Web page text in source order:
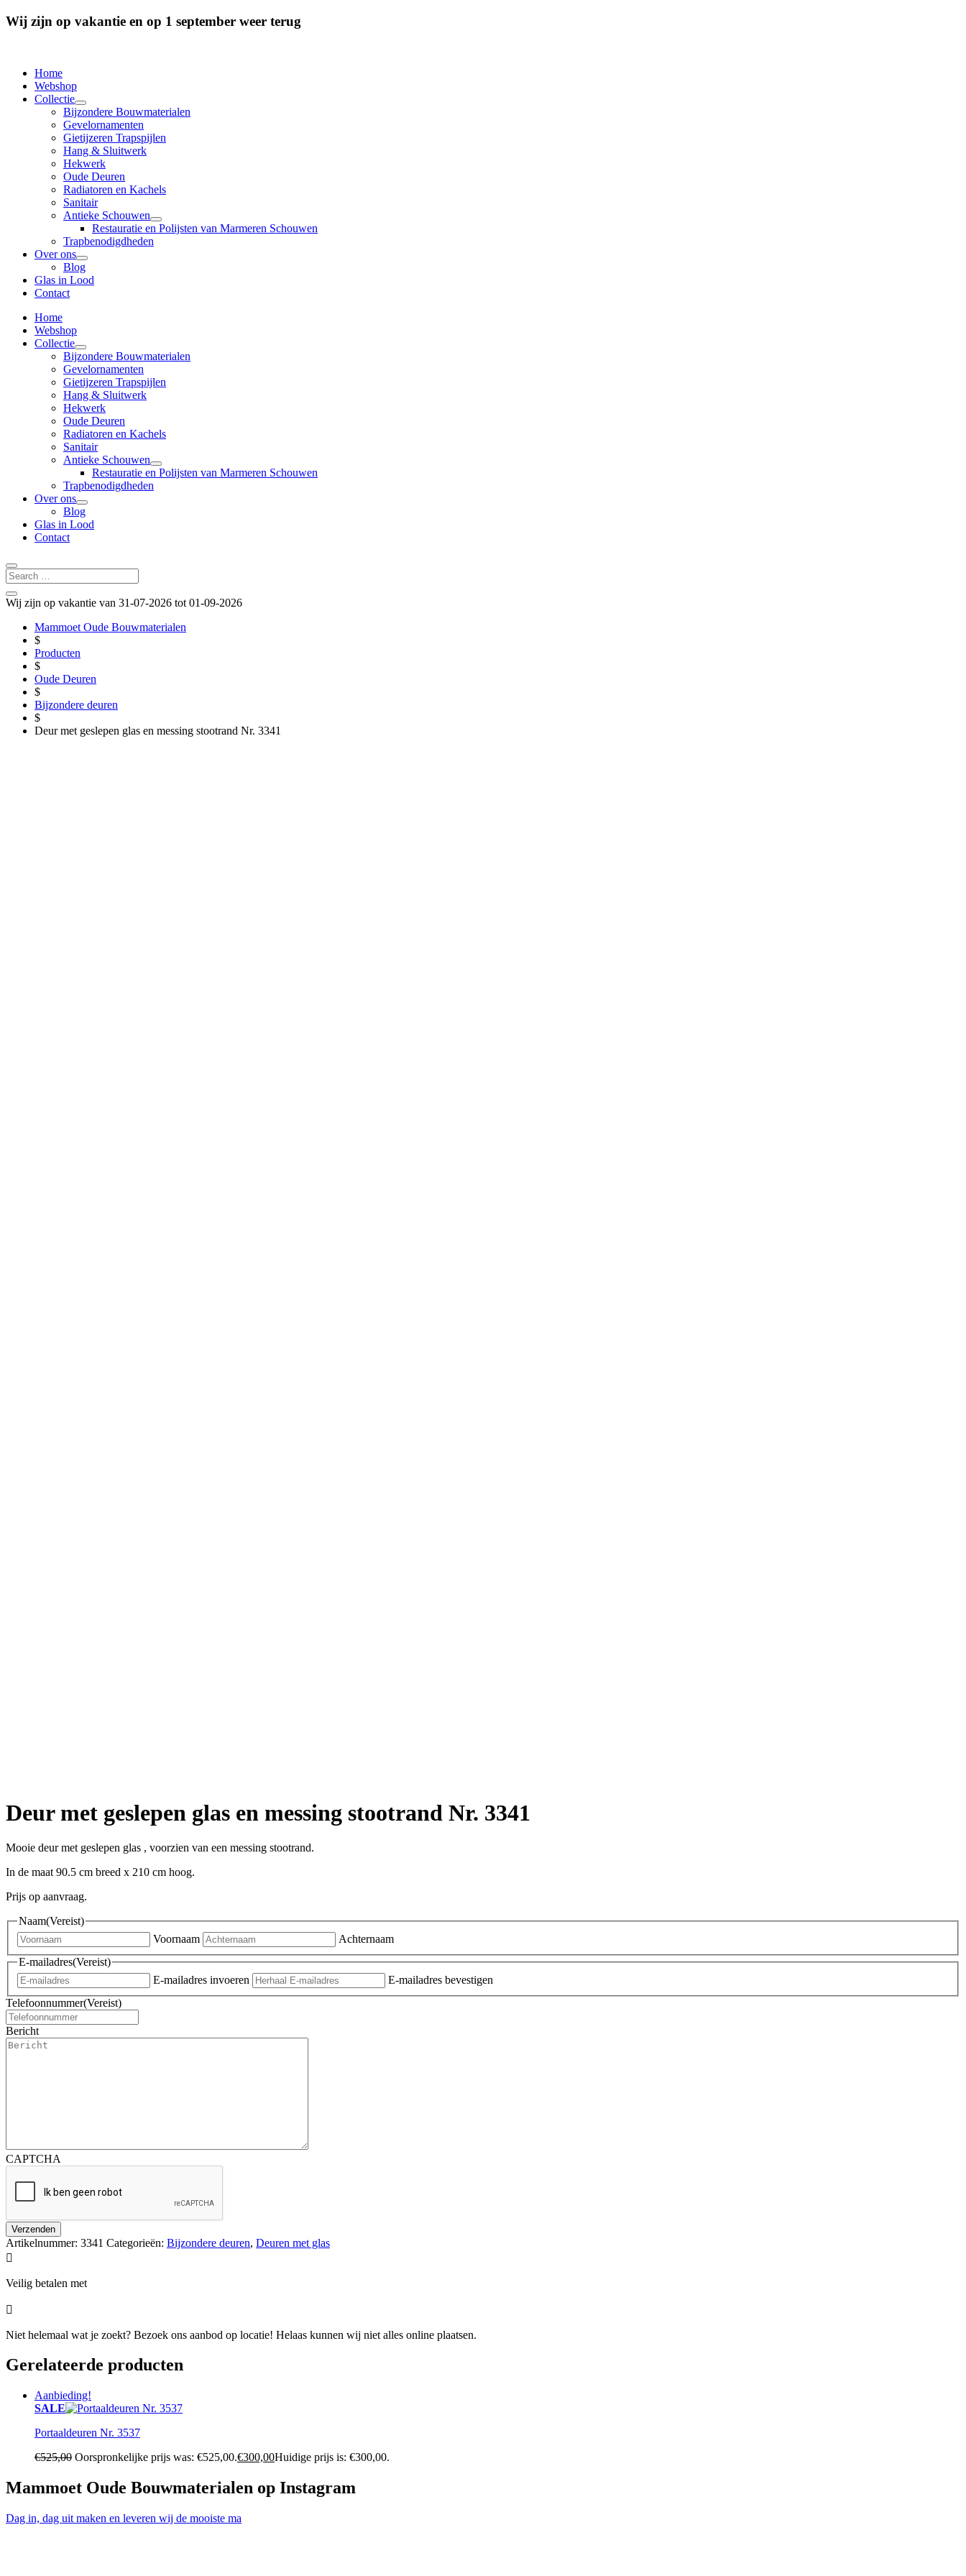
Wij zijn op vakantie en op 1 september weer terug
Home
Webshop
Collectie
Bijzondere Bouwmaterialen
Gevelornamenten
Gietijzeren Trapspijlen
Hang & Sluitwerk
Hekwerk
Oude Deuren
Radiatoren en Kachels
Sanitair
Antieke Schouwen
Restauratie en Polijsten van Marmeren Schouwen
Trapbenodigdheden
Over ons
Blog
Glas in Lood
Contact
Home
Webshop
Collectie
Bijzondere Bouwmaterialen
Gevelornamenten
Gietijzeren Trapspijlen
Hang & Sluitwerk
Hekwerk
Oude Deuren
Radiatoren en Kachels
Sanitair
Antieke Schouwen
Restauratie en Polijsten van Marmeren Schouwen
Trapbenodigdheden
Over ons
Blog
Glas in Lood
Contact
Wij zijn op vakantie van 31-07-2026 tot 01-09-2026
Mammoet Oude Bouwmaterialen
$
Producten
$
Oude Deuren
$
Bijzondere deuren
$
Deur met geslepen glas en messing stootrand Nr. 3341
Deur met geslepen glas en messing stootrand Nr. 3341
Mooie deur met geslepen glas , voorzien van een messing stootrand.
In de maat 90.5 cm breed x 210 cm hoog.
Prijs op aanvraag.
Naam(Vereist)
Voornaam
Achternaam
E-mailadres(Vereist)
E-mailadres invoeren
E-mailadres bevestigen
Telefoonnummer(Vereist)
Bericht
CAPTCHA
Artikelnummer: 3341 Categorieën: Bijzondere deuren, Deuren met glas

Veilig betalen met

Niet helemaal wat je zoekt? Bezoek ons aanbod op locatie! Helaas kunnen wij niet alles online plaatsen.
Gerelateerde producten
Aanbieding!
SALE
Portaaldeuren Nr. 3537
€525,00 Oorspronkelijke prijs was: €525,00.€300,00Huidige prijs is: €300,00.
Mammoet Oude Bouwmaterialen op Instagram
Dag in, dag uit maken en leveren wij de mooiste ma